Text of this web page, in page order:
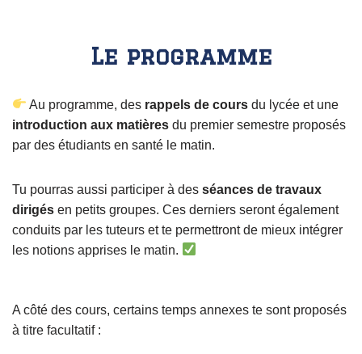
Le programme
Au programme, des rappels de cours du lycée et une
introduction aux matières du premier semestre proposés
par des étudiants en santé le matin.
Tu pourras aussi participer à des séances de travaux
dirigés en petits groupes. Ces derniers seront également
conduits par les tuteurs et te permettront de mieux intégrer
les notions apprises le matin.
A côté des cours, certains temps annexes te sont proposés
à titre facultatif :